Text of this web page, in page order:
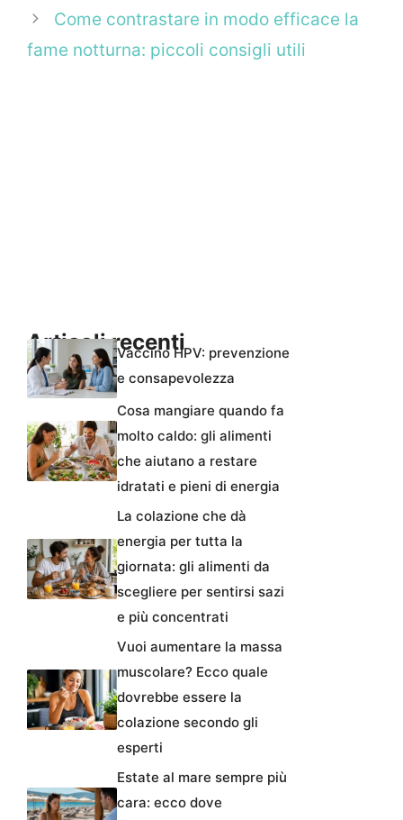
Come contrastare in modo efficace la
fame notturna: piccoli consigli utili
Articoli recentiVaccino HPV: prevenzione
e consapevolezza
Cosa mangiare quando fa
molto caldo: gli alimenti
che aiutano a restare
idratati e pieni di energia
La colazione che dà
energia per tutta la
giornata: gli alimenti da
scegliere per sentirsi sazi
e più concentrati
Vuoi aumentare la massa
muscolare? Ecco quale
dovrebbe essere la
colazione secondo gli
esperti
Estate al mare sempre più
cara: ecco dove